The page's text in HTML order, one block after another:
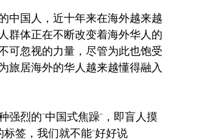
中国人，近十年来在海外越来越
群体正在不断改变着海外华人的
可忽视的力量，尽管为此也饱受
旅居海外的华人越来越懂得融入
强烈的"中国式焦躁"，即盲人摸
签，我们就不能"好好说